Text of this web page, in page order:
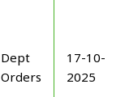
Dept
Orders
17-10-
2025